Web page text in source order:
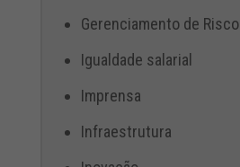
Gerenciamento de Risco
Igualdade salarial
Imprensa
Infraestrutura